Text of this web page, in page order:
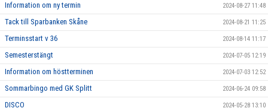
Information om ny termin 2024-08-27 11:48
Tack till Sparbanken Skåne 2024-08-21 11:25
Terminsstart v 36 2024-08-14 11:17
Semesterstängt 2024-07-05 12:19
Information om höstterminen 2024-07-03 12:52
Sommarbingo med GK Splitt 2024-06-24 09:58
DISCO 2024-05-28 13:10